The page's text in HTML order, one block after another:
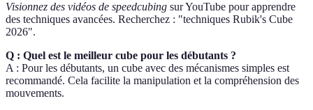
Visionnez des vidéos de speedcubing sur YouTube pour apprendre
des techniques avancées. Recherchez : "techniques Rubik's Cube
2026".
Q : Quel est le meilleur cube pour les débutants ?
A : Pour les débutants, un cube avec des mécanismes simples est
recommandé. Cela facilite la manipulation et la compréhension des
mouvements.